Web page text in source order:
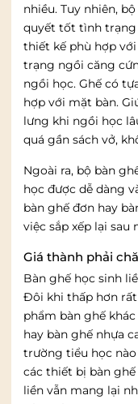
nhiều. Tuy nhiên,
quyết tốt tình trạng
thiết kế phù hợp
trạng ngồi căng
ngồi học. Ghế có
hợp với mặt bàn.
lưng khi ngồi học
quá gần sách vở,
Ngoài ra, bộ bàn
học được dễ dàng
bàn ghế đơn hay
việc sắp xếp lại sau
Giá thành phải
Bàn ghế học sinh
Đôi khi thấp hơn
phẩm bàn ghế
hay bàn ghế nhựa
trường tiểu học
các thiết bị bàn
liền vẫn mang lại